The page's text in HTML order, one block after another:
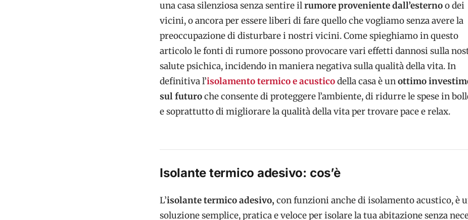
una casa silenziosa senza sentire ilrumore proveniente dall’esternoo dei
vicini, o ancora per essere liberi di fare quello che vogliamo senza avere la
preoccupazione di disturbare i nostri vicini. Come spieghiamo in questo
articolo le fonti di rumore possono provocare vari effetti dannosi sulla
salute psichica, incidendo in maniera negativa sulla qualità della vita. In
definitiva l’isolamento termico e acusticodella casa è unottimo
sul futuroche consente di proteggere l’ambiente, di ridurre le spese in
e soprattutto di migliorare la qualità della vita per trovare pace e relax.
Isolante termico adesivo: cos’è
L’isolante termico adesivo, con funzioni anche di isolamento acustico, è
soluzione semplice, pratica e veloce per isolare la tua abitazione senza